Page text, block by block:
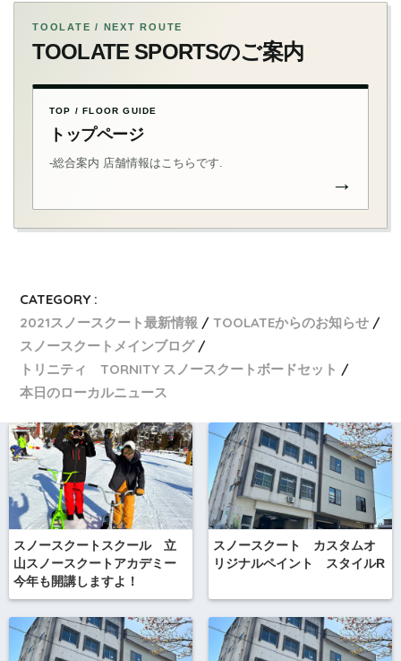
TOOLATE / NEXT ROUTE
TOOLATE SPORTSのご案内
TOP / FLOOR GUIDE
トップページ
-総合案内 店舗情報はこちらです.
→
CATEGORY :
2021スノースクート最新情報
TOOLATEからのお知らせ
スノースクートメインブログ
トリニティ TORNITY スノースクートボードセット
本日のローカルニュース
スノースクートスクール 立
山スノースクートアカデミー
今年も開講しますよ！
スノースクート カスタムオ
リジナルペイント スタイルR